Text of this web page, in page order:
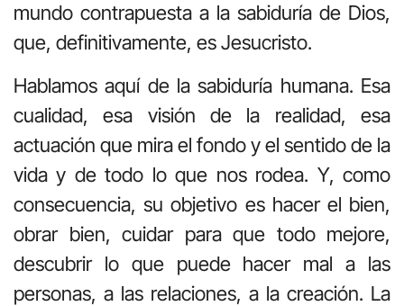
mundo contrapuesta a la sabiduría de Dios,
que, definitivamente, es Jesucristo.
Hablamos aquí de la sabiduría humana. Esa
cualidad, esa visión de la realidad, esa
actuación que mira el fondo y el sentido de la
vida y de todo lo que nos rodea. Y, como
consecuencia, su objetivo es hacer el bien,
obrar bien, cuidar para que todo mejore,
descubrir lo que puede hacer mal a las
personas, a las relaciones, a la creación. La